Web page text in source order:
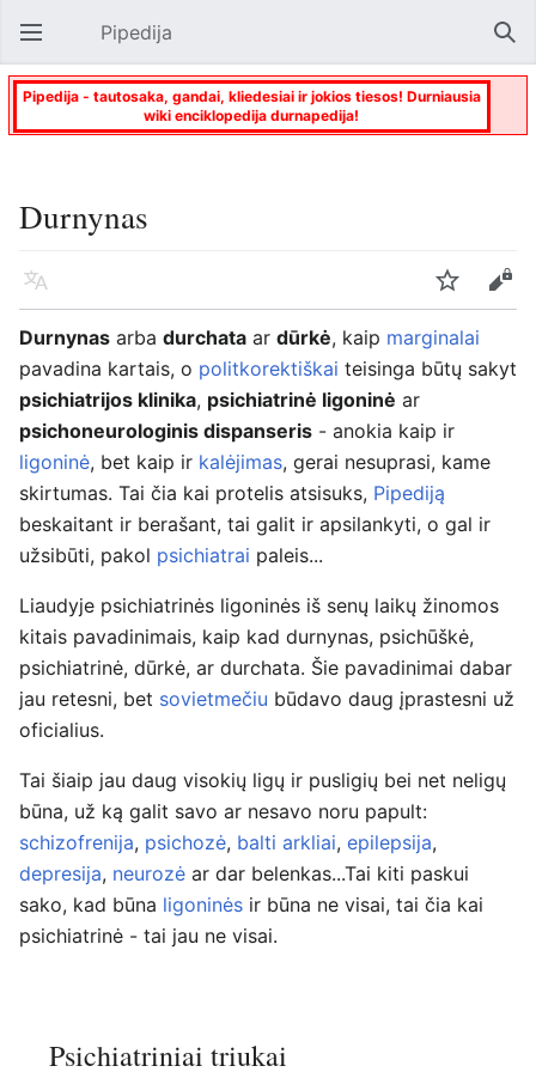
Atverti pagrindinį meniu Pipedija
Pipedija - tautosaka, gandai, kliedesiai ir jokios tiesos! Durniausia
wiki enciklopedija durnapedija!
Durnynas
Kalba Stebėti
Keisti
Durnynas arba durchata ar dūrkė, kaip marginalai
pavadina kartais, o politkorektiškai teisinga būtų sakyt
psichiatrijos klinika, psichiatrinė ligoninė ar
psichoneurologinis dispanseris - anokia kaip ir
ligoninė, bet kaip ir kalėjimas, gerai nesuprasi, kame
skirtumas. Tai čia kai protelis atsisuks, Pipediją
beskaitant ir berašant, tai galit ir apsilankyti, o gal ir
užsibūti, pakol psichiatrai paleis...
Liaudyje psichiatrinės ligoninės iš senų laikų žinomos
kitais pavadinimais, kaip kad durnynas, psichūškė,
psichiatrinė, dūrkė, ar durchata. Šie pavadinimai dabar
jau retesni, bet sovietmečiu būdavo daug įprastesni už
oficialius.
Tai šiaip jau daug visokių ligų ir pusligių bei net neligų
būna, už ką galit savo ar nesavo noru papult:
schizofrenija, psichozė, balti arkliai, epilepsija,
depresija, neurozė ar dar belenkas...Tai kiti paskui
sako, kad būna ligoninės ir būna ne visai, tai čia kai
psichiatrinė - tai jau ne visai.
Psichiatriniai triukai